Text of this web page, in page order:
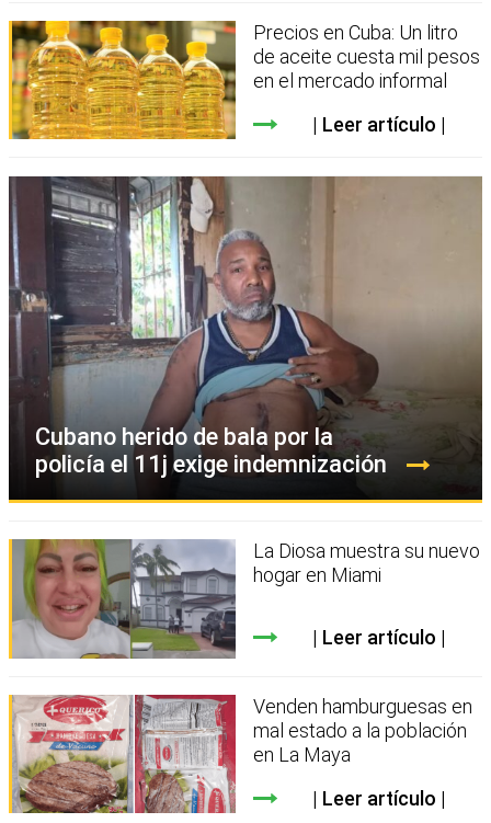
Precios en Cuba: Un litro
de aceite cuesta mil pesos
en el mercado informal
Leer artículo
Cubano herido de bala por la
policía el 11j exige indemnización
La Diosa muestra su nuevo
hogar en Miami
Leer artículo
Venden hamburguesas en
mal estado a la población
en La Maya
Leer artículo